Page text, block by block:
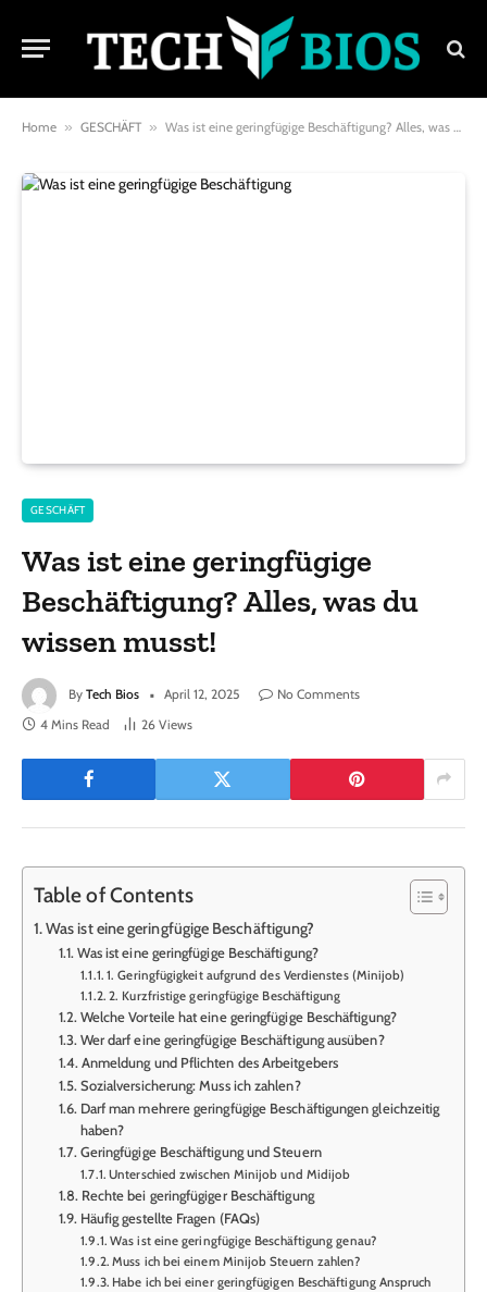
Home » GESCHÄFT » Was ist eine geringfügige Beschäftigung? Alles, was du wissen musst!
GESCHÄFT
Was ist eine geringfügige
Beschäftigung? Alles, was du
wissen musst!
By Tech Bios April 12, 2025
No Comments
4 Mins Read
26 Views
Table of Contents
Was ist eine geringfügige Beschäftigung?
Was ist eine geringfügige Beschäftigung?
1. Geringfügigkeit aufgrund des Verdienstes (Minijob)
2. Kurzfristige geringfügige Beschäftigung
Welche Vorteile hat eine geringfügige Beschäftigung?
Wer darf eine geringfügige Beschäftigung ausüben?
Anmeldung und Pflichten des Arbeitgebers
Sozialversicherung: Muss ich zahlen?
Darf man mehrere geringfügige Beschäftigungen gleichzeitig
haben?
Geringfügige Beschäftigung und Steuern
Unterschied zwischen Minijob und Midijob
Rechte bei geringfügiger Beschäftigung
Häufig gestellte Fragen (FAQs)
Was ist eine geringfügige Beschäftigung genau?
Muss ich bei einem Minijob Steuern zahlen?
Habe ich bei einer geringfügigen Beschäftigung Anspruch